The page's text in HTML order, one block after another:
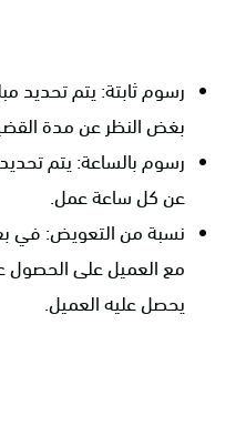
رسوم ثابتة: يتم تحديد
بغض النظر عن مدة
رسوم بالساعة: يتم
عن كل ساعة عمل.
نسبة من التعويض: في
مع العميل على
يحصل عليه العميل.